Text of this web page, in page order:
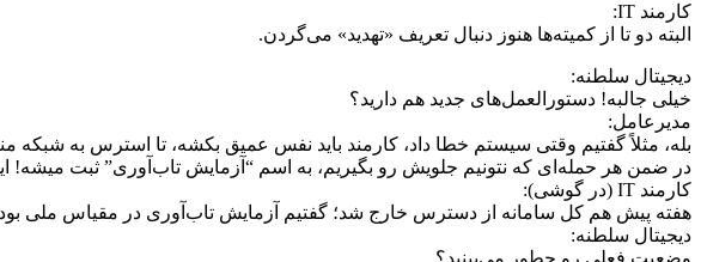
کارمند IT:
البته دو تا از کمیته‌ها هنوز دنبال تعریف «تهدید» می‌گردن.
دیجیتال سلطنه:
خیلی جالبه! دستورالعمل‌های جدید هم دارید؟
مدیرعامل:
بله، مثلاً گفتیم وقتی سیستم خطا داد، کارمند باید نفس عمیق بکشه، تا استرس به شبکه
در ضمن هر حمله‌ای که نتونیم جلویش رو بگیریم، به اسم “آزمایش تاب‌آوری” ثبت
کارمند IT (در گوشی):
هفته پیش هم کل سامانه از دسترس خارج شد؛ گفتیم آزمایش تاب‌آوری در مقیاس ملی
دیجیتال سلطنه:
وضعیت فعلی رو چطور می‌بینید؟